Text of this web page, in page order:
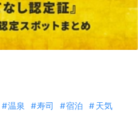
温泉 寿司 宿泊
天気